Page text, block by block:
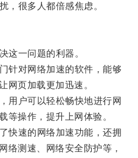
很多人都倍感焦虑。
一问题的利器。
对网络加速的软件，能够
网页加载更加迅速。
户可以轻松畅快地进行网
等操作，提升上网体验。
速的网络加速功能，还拥
络测速、网络安全防护等，